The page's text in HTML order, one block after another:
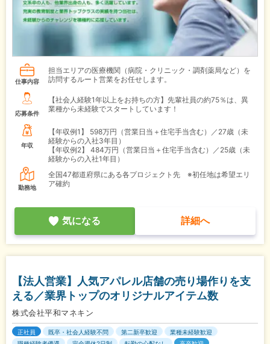
仕事内容
担当エリアの医療機関（病院・クリニック・調剤薬局など）を
訪問するルート営業をお任せします。
応募条件
【社会人経験1年以上をお持ちの方】先輩社員の約75％は、異
業種から未経験でスタートしています！
年収
【年収例1】
598万円（営業日当＋住宅手当含む）／27歳（未
経験からの入社3年目）
【年収例2】
484万円（営業日当＋住宅手当含む）／25歳（未
経験からの入社1年目）
勤務地
全国47都道府県にある各プロジェクト先 ※初任地は希望エリ
ア確約
気になる 詳細へ
【法人営業】人気アパレル店舗の売り場作りを支
える／業界トップのオリジナルアイテム数
株式会社平和マネキン
正社員 既卒・社会人経験不問 第二新卒歓迎
業種未経験歓迎